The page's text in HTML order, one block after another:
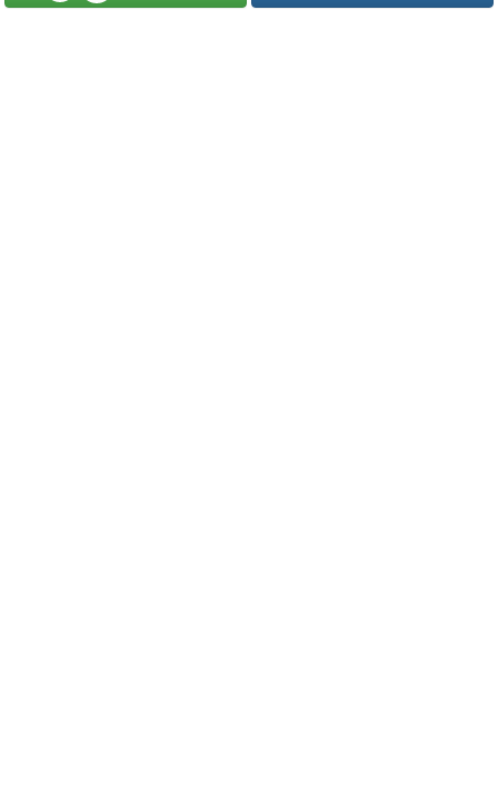
Сини Камъни, Сливен Сини Камъни, Сливен